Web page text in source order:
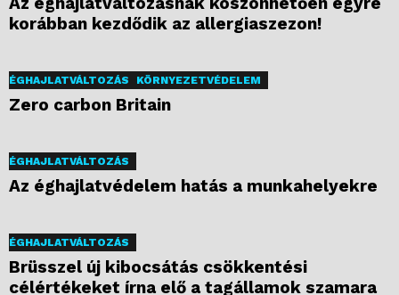
korábban kezdődik az allergiaszezon!
ÉGHAJLATVÁLTOZÁS KÖRNYEZETVÉDELEM
Zero carbon Britain
ÉGHAJLATVÁLTOZÁS
Az éghajlatvédelem hatás a munkahelyekre
ÉGHAJLATVÁLTOZÁS
Brüsszel új kibocsátás csökkentési
célértékeket írna elő a tagállamok szamara